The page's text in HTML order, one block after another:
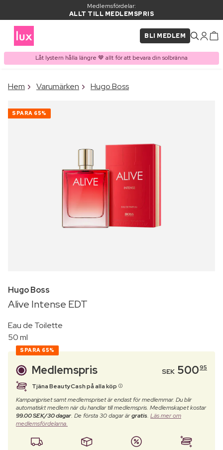
Medlemsfördelar:
ALLT TILL MEDLEMSPRIS
BLI MEDLEM
Låt lystern hålla längre 🤎 allt för att bevara din solbränna
PRODUKT I VARUKORGEN
Ofta köpt tillsammans med
Hem Varumärken Hugo Boss
SPARA 65%
Hugo Boss
Alive Intense EDT
Eau de Toilette
50 ml
SPARA 65%
Medlemspris SEK 50095
Tjäna BeautyCash på alla köp
Kampanjpriset samt medlemspriset är endast för medlemmar. Du blir
automatiskt medlem när du handlar till medlemspris. Medlemskapet kostar
99.00 SEK/30 dagar. De första 30 dagar ärgratis. Läs mer om
medlemsfördelarna.